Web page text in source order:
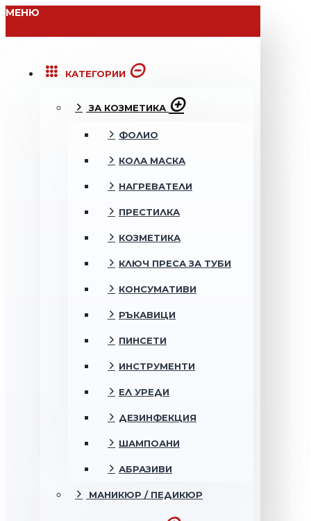
МЕНЮ
КАТЕГОРИИ
ЗА КОЗМЕТИКА
ФОЛИО
КОЛА МАСКА
НАГРЕВАТЕЛИ
ПРЕСТИЛКА
КОЗМЕТИКА
КЛЮЧ ПРЕСА ЗА ТУБИ
КОНСУМАТИВИ
РЪКАВИЦИ
ПИНСЕТИ
ИНСТРУМЕНТИ
ЕЛ УРЕДИ
ДЕЗИНФЕКЦИЯ
ШАМПОАНИ
АБРАЗИВИ
МАНИКЮР / ПЕДИКЮР